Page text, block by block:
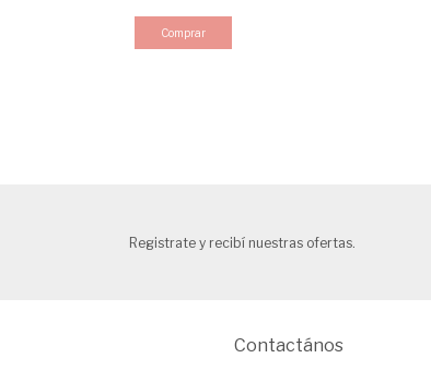
Registrate y recibí nuestras ofertas.
Contactános